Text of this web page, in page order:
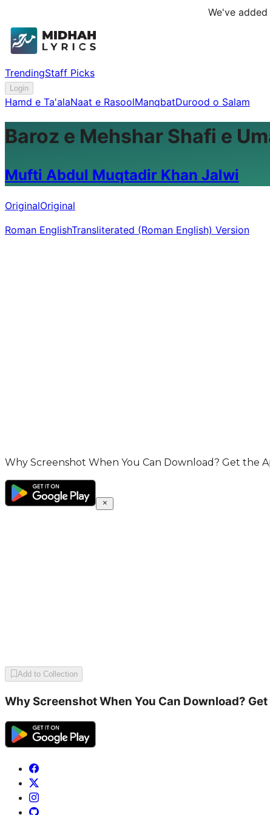
We've
TrendingStaff Picks
Login
Hamd e Ta'alaNaat e RasoolManqbatDurood o Salam
Baroz e Mehshar Shafi e
Mufti Abdul Muqtadir Khan Jalwi
OriginalOriginal
Roman EnglishTransliterated (Roman English) Version
Why Screenshot When You Can Download? Get the
Add to Collection
Why Screenshot When You Can Download?